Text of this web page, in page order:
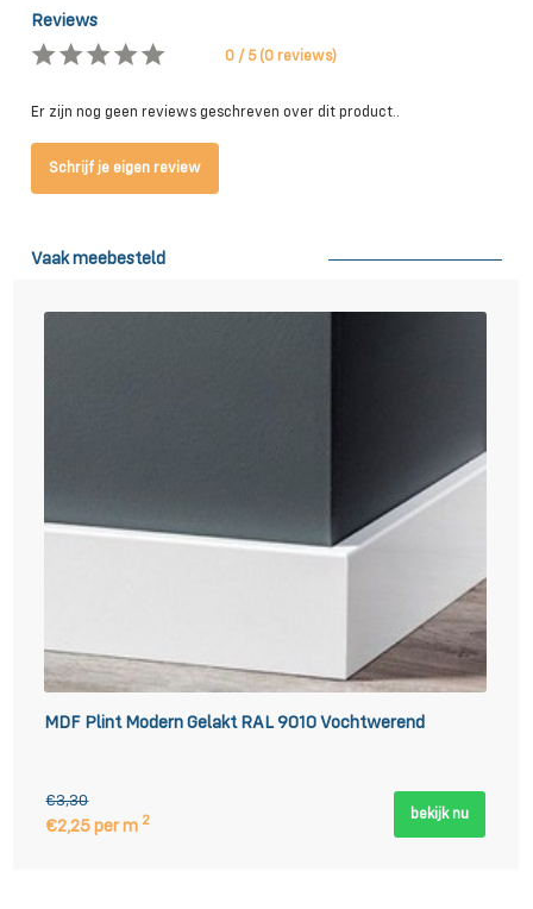
Reviews
0 / 5 (0 reviews)
Er zijn nog geen reviews geschreven over dit product..
Schrijf je eigen review
Vaak meebesteld
MDF Plint Modern Gelakt RAL 9010 Vochtwerend
€3,30
€2,25 per m 2 bekijk nu